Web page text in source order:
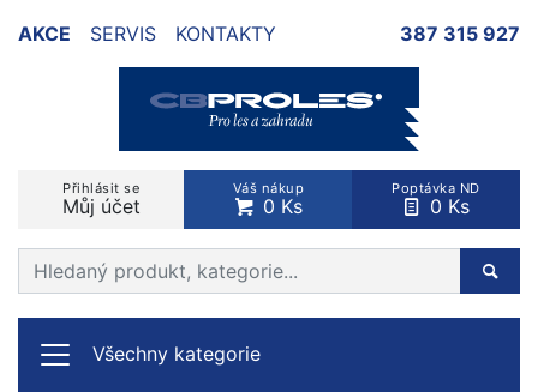
AKCE SERVIS KONTAKTY 387 315 927
Přihlásit se
Můj účet
Váš nákup
0 Ks
Poptávka ND
0 Ks
Prohledat web
Všechny kategorie